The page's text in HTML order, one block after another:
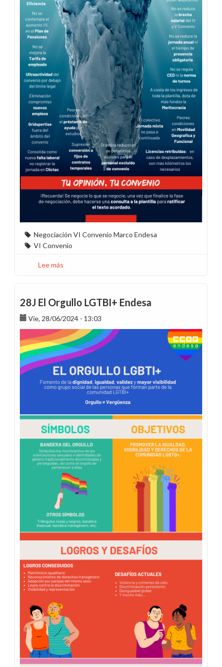
Negociación VI Convenio Marco Endesa
VI Convenio
Lee más
del
VI
Convenio
(5):
Donde
el
malestar
se
28J El Orgullo LGTBI+ Endesa
Vie, 28/06/2024 - 13:03